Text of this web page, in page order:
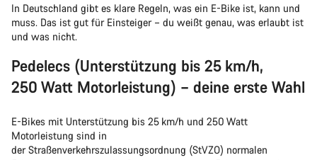
In Deutschland gibt es klare Regeln, was ein E-Bike ist, kann und
muss. Das ist gut für Einsteiger – du weißt genau, was erlaubt ist
und was nicht.
Pedelecs (Unterstützung bis 25 km/h,
250 Watt Motorleistung) – deine erste Wahl
E-Bikes mit Unterstützung bis 25 km/h und 250 Watt
Motorleistung sind in
der Straßenverkehrszulassungsordnung (StVZO) normalen